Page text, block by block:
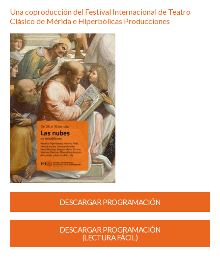
Una coproducción del Festival Internacional de Teatro
Clásico de Mérida e Hiperbólicas Producciones
DESCARGAR PROGRAMACIÓN
DESCARGAR PROGRAMACIÓN
(LECTURA FÁCIL)